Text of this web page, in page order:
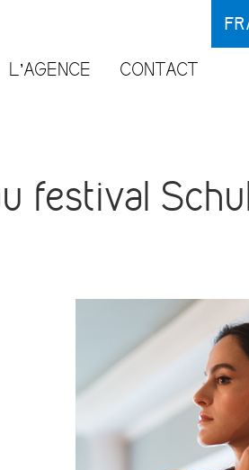
L’AGENCE CONTACT
FR
festival